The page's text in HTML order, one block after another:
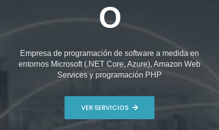
O
Empresa de programación de software a medida en
entornos Microsoft (.NET Core, Azure), Amazon Web
Services y programación PHP
VER SERVICIOS